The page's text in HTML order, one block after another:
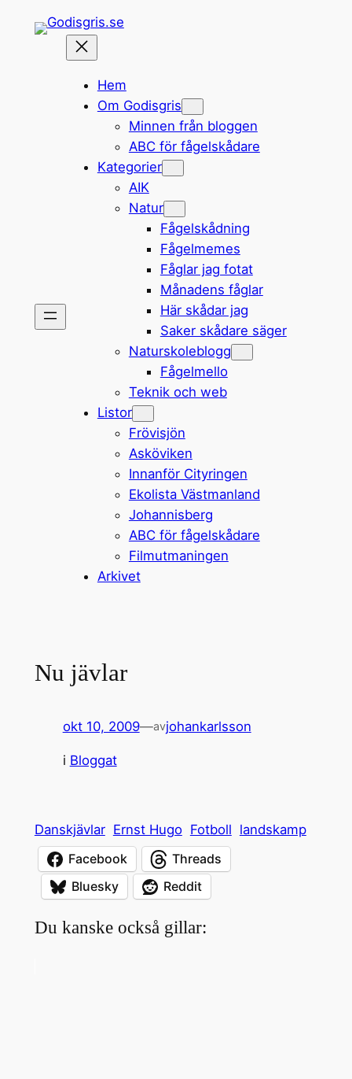
Hem
Om Godisgris
Minnen från bloggen
ABC för fågelskådare
Kategorier
AIK
Natur
Fågelskådning
Fågelmemes
Fåglar jag fotat
Månadens fåglar
Här skådar jag
Saker skådare säger
Naturskoleblogg
Fågelmello
Teknik och web
Listor
Frövisjön
Asköviken
Innanför Cityringen
Ekolista Västmanland
Johannisberg
ABC för fågelskådare
Filmutmaningen
Arkivet
Nu jävlar
okt 10, 2009—avjohankarlsson
i Bloggat
Danskjävlar Ernst Hugo Fotboll landskamp
Facebook
Threads
Bluesky
Reddit
Du kanske också gillar: